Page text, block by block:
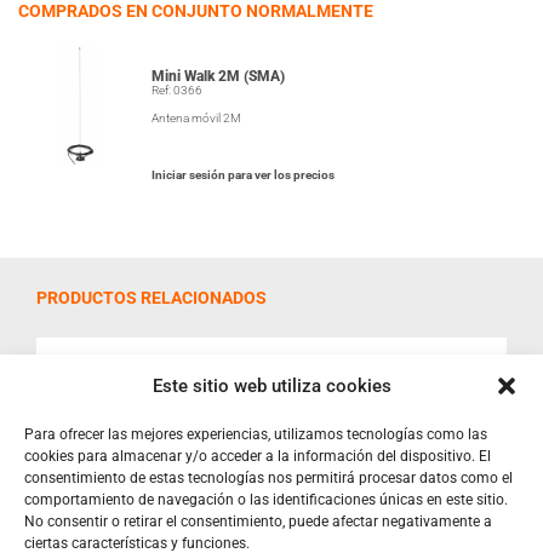
Este sitio web utiliza cookies
Para ofrecer las mejores experiencias, utilizamos tecnologías como las
cookies para almacenar y/o acceder a la información del dispositivo. El
consentimiento de estas tecnologías nos permitirá procesar datos como el
comportamiento de navegación o las identificaciones únicas en este sitio.
No consentir o retirar el consentimiento, puede afectar negativamente a
ciertas características y funciones.
COMPRADOS EN CONJUNTO NORMALMENTE
Mini Walk 2M (SMA)
Ref: 0366
Antena móvil 2M
Iniciar sesión para ver los precios
PRODUCTOS RELACIONADOS